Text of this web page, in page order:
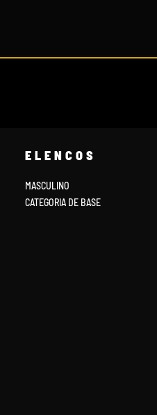
ELENCOS
MASCULINO
CATEGORIA DE BASE